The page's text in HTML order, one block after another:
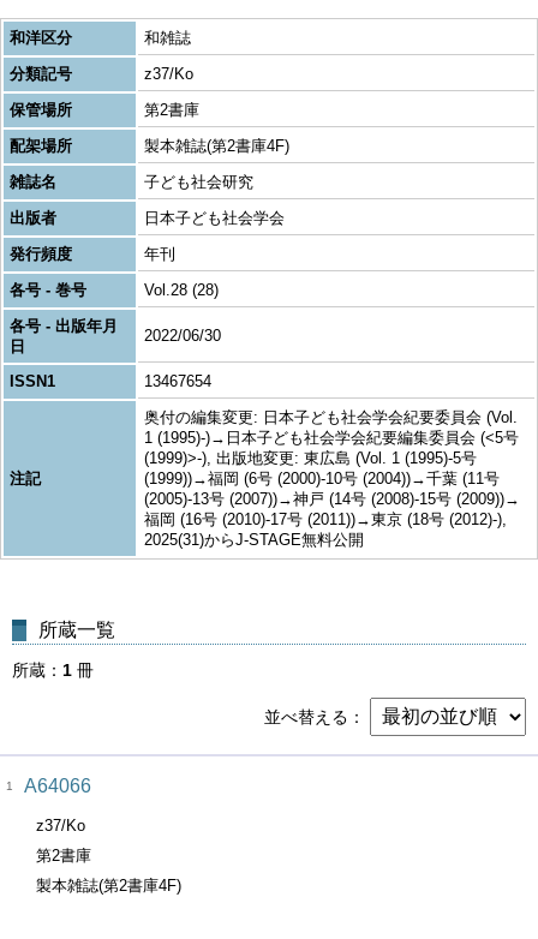
和洋区分
和雑誌
分類記号
z37/Ko
保管場所
第2書庫
配架場所
製本雑誌(第2書庫4F)
雑誌名
子ども社会研究
出版者
日本子ども社会学会
発行頻度
年刊
各号 - 巻号
Vol.28 (28)
各号 - 出版年月
日
2022/06/30
ISSN1 13467654
注記
奥付の編集変更: 日本子ども社会学会紀要委員会 (Vol.
1 (1995)-)→日本子ども社会学会紀要編集委員会 (<5号
(1999)>-), 出版地変更: 東広島 (Vol. 1 (1995)-5号
(1999))→福岡 (6号 (2000)-10号 (2004))→千葉 (11号
(2005)-13号 (2007))→神戸 (14号 (2008)-15号 (2009))→
福岡 (16号 (2010)-17号 (2011))→東京 (18号 (2012)-),
2025(31)からJ-STAGE無料公開
所蔵一覧
所蔵 1 冊
並べ替える
1 A64066
z37/Ko
第2書庫
製本雑誌(第2書庫4F)